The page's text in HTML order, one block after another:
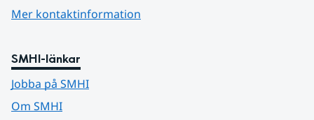
Mer kontaktinformation
SMHI-länkar
Jobba på SMHI
Om SMHI